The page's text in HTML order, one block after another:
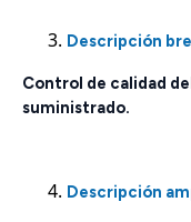
Descripción
Control de calidad
suministrado.
Descripción